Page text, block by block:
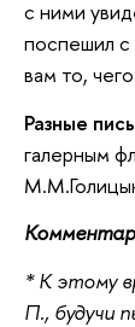
с ними
поспешил
вам то,
Разные
галерным
* К этому
П., будучи